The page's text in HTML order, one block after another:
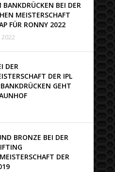
BANKDRÜCKEN BEI DER
MEISTERSCHAFT
FÜR RONNY 2022
DER
DER IPL
GEHT
BRONZE BEI DER
DER